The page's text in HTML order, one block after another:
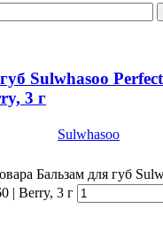
Sulwhasoo
3 г
Sulwhasoo
Бальзам для губ
| Berry, 3 г